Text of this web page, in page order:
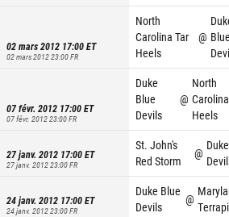
02 mars 2012 17:00ET
02 mars 2012 23:00FR
North
Carolina Tar
Heels
@ Blue
07 févr. 2012 17:00ET
07 févr. 2012 23:00FR
Duke
Blue
Devils
@
North
Heels
27 janv. 2012 17:00ET
27 janv. 2012 23:00FR
St. John's
Red Storm
@
24 janv. 2012 17:00ET
24 janv. 2012 23:00FR
Duke Blue
Devils
@